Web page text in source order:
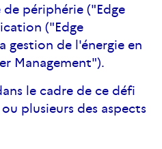
périphérie ("Edge
("Edge
gestion de l'énergie en
Management").
le cadre de ce défi
plusieurs des aspects